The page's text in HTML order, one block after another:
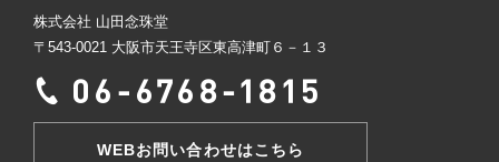
株式会社 山田念珠堂
〒543-0021 大阪市天王寺区東高津町６－１３
WEBお問い合わせはこちら